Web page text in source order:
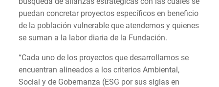
puedan concretar proyectos específicos en beneficio
de la población vulnerable que atendemos y quienes
se suman a la labor diaria de la Fundación.
“Cada uno de los proyectos que desarrollamos se
encuentran alineados a los criterios Ambiental,
Social y de Gobernanza (ESG por sus siglas en